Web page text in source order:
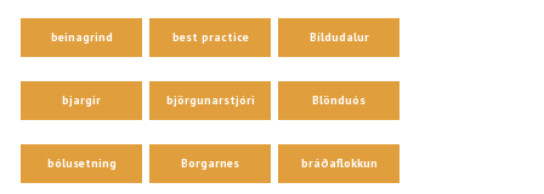
beinagrind best practice Bíldudalur
bjargir björgunarstjóri Blönduós
bólusetning Borgarnes bráðaflokkun